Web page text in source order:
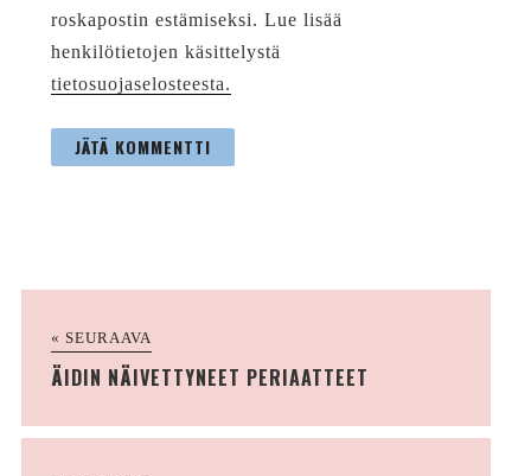
roskapostin estämiseksi. Lue lisää
henkilötietojen käsittelystä
tietosuojaselosteesta.
« SEURAAVA
ÄIDIN NÄIVETTYNEET PERIAATTEET